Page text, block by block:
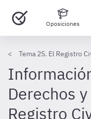
Oposiciones
Tema 25. El Registro
Derechos
Registro